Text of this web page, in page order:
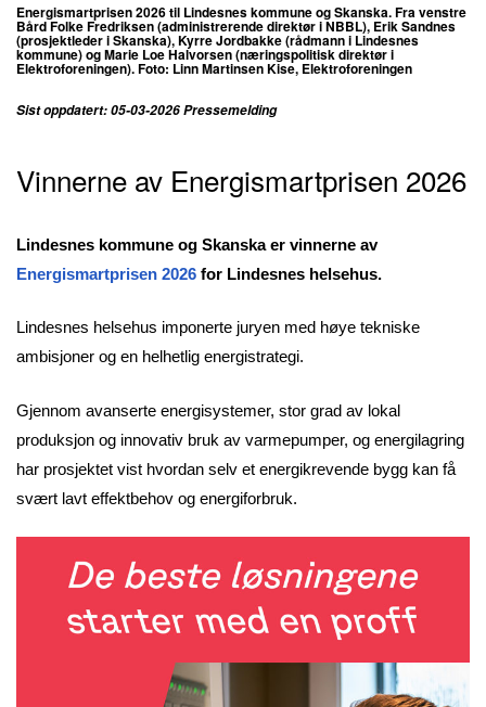
Energismartprisen 2026 til Lindesnes kommune og Skanska. Fra venstre
Bård Folke Fredriksen (administrerende direktør i NBBL), Erik Sandnes
(prosjektleder i Skanska), Kyrre Jordbakke (rådmann i Lindesnes
kommune) og Marie Loe Halvorsen (næringspolitisk direktør i
Elektroforeningen). Foto: Linn Martinsen Kise, Elektroforeningen
Sist oppdatert: 05-03-2026 Pressemelding
Vinnerne av Energismartprisen 2026
Lindesnes kommune og Skanska er vinnerne av
Energismartprisen 2026 for Lindesnes helsehus.
Lindesnes helsehus imponerte juryen med høye tekniske
ambisjoner og en helhetlig energistrategi.
Gjennom avanserte energisystemer, stor grad av lokal
produksjon og innovativ bruk av varmepumper, og energilagring
har prosjektet vist hvordan selv et energikrevende bygg kan få
svært lavt effektbehov og energiforbruk.